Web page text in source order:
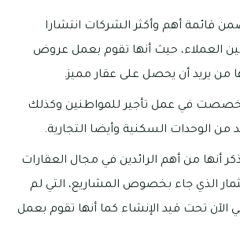
قائمة أهم وأكثر الشركات انتشارا
العملاء، حيث أنها تقوم بعمل عروض
من يريد أن يحصل على عقار مميز.
تخصصت في عمل تأجير للمواطنين وكذلك
من الوحدات السكنية وأيضا التجارية.
أنها من أهم الرائدين في مجال العقارات
الذي جاء بخصوص المشاريع، التي لم
الآن تحت قيد الإنشاء كما أنها تقوم بعمل